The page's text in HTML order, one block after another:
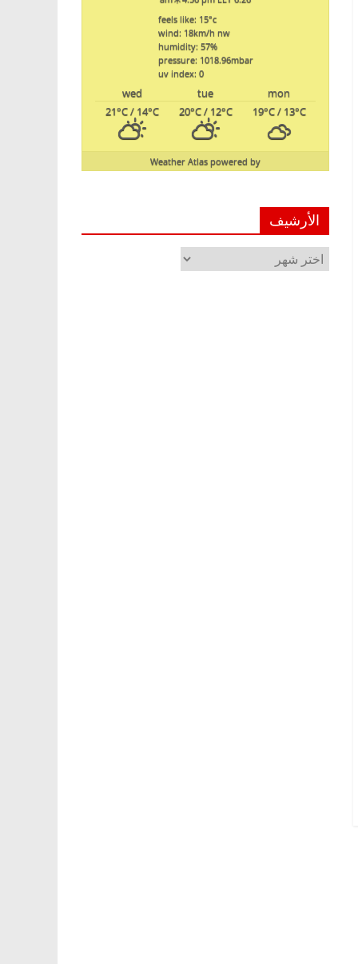
feels like: 15°c
wind: 18km/h nw
humidity: 57%
pressure: 1018.96mbar
uv index: 0
mon
tue
wed
19°C/ 13°C
20°C/ 12°C
21°C/ 14°C
powered by
Weather Atlas
الأرشيف
الأرشيف